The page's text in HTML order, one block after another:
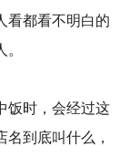
看都看不明白的
饭时，会经过这
到底叫什么，